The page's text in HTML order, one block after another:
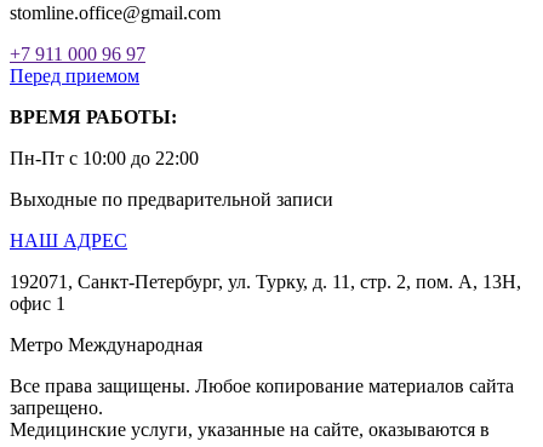
stomline.office@gmail.com
+7 911 000 96 97
Перед приемом
ВРЕМЯ РАБОТЫ:
Пн-Пт с 10:00 до 22:00
Выходные по предварительной записи
НАШ АДРЕС
192071, Санкт-Петербург, ул. Турку, д. 11, стр. 2, пом. А, 13Н,
офис 1
Метро Международная
Все права защищены. Любое копирование материалов сайта
запрещено.
Медицинские услуги, указанные на сайте, оказываются в